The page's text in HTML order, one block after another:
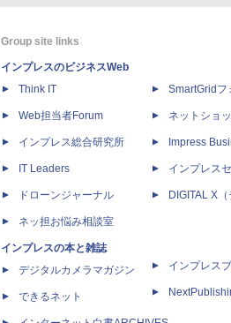
Group site links
インプレスのビジネスWeb
Think IT
Web担当者Forum
インプレス総合研究所
IT Leaders
ドローンジャーナル
ネッ担お悩み相談室
インプレスの本と雑誌
デジタルカメラマガジン
できるネット
SmartGridフ
ネットショ
Impress
インプレス
DIGITAL X
インプレス